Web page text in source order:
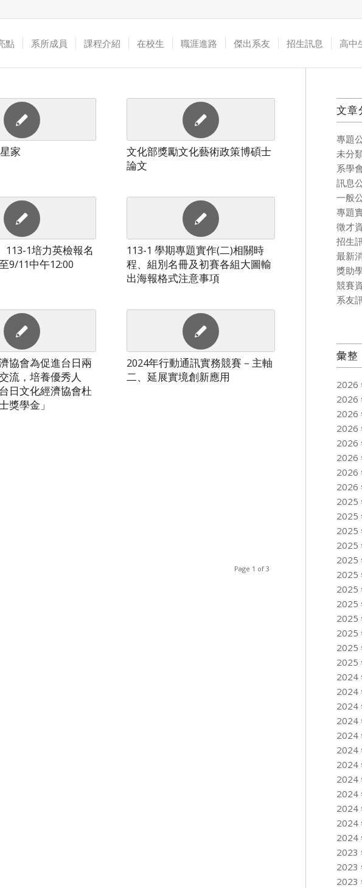
點 系所成員 課程介紹 在校生 職涯進路 傑出系友 招生訊息 高中
家
文化部獎勵文化藝術政策博碩士
論文
113-1培力英檢報名
9/11中午12:00
113-1 學期專題實作(二)相關時
程、組別名冊及初賽各組大圖輸
出海報格式注意事項
協會為促進台日兩
流，培養優秀人
日文化經濟協會杜
獎學金」
2024年行動通訊實務競賽－主軸
二、延展實境創新應用
Page 1 of 3
文章
專題
未分
系學
訊息
一般
專題
徵才
招生
最新
獎助
競賽
系友
彙整
2026
2026
2026
2026
2026
2026
2026
2026
2025
2025
2025
2025
2025
2025
2025
2025
2025
2025
2025
2025
2024
2024
2024
2024
2024
2024
2024
2024
2024
2024
2024
2024
2023
2023
2023